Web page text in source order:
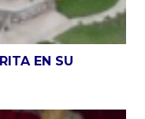
EN SU